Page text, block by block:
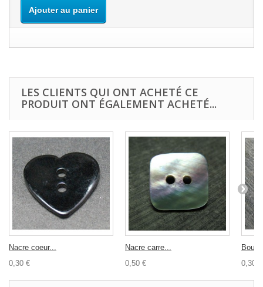
Ajouter au panier
LES CLIENTS QUI ONT ACHETÉ CE
PRODUIT ONT ÉGALEMENT ACHETÉ...
Nacre coeur...
0,30 €
Nacre carre...
0,50 €
0,30 €